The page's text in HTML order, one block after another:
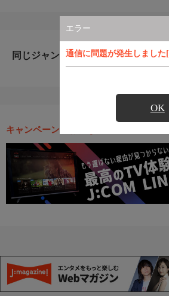
エラー
通信に問題が発生しまし
OK
同じジャンルのおすすめ番組
キャンペーン・お得な情報